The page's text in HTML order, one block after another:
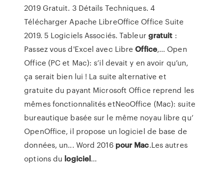
2019 Gratuit. 3 Détails Techniques. 4
Télécharger Apache LibreOffice Office Suite
2019. 5 Logiciels Associés. Tableurgratuit :
Passez vous d'Excel avec LibreOffice,… Open
Office (PC et Mac): s’il devait y en avoir qu’un,
ça serait bien lui ! La suite alternative et
gratuite du payant Microsoft Office reprend les
mêmes fonctionnalités etNeoOffice (Mac): suite
bureautique basée sur le même noyau libre qu’
OpenOffice, il propose un logiciel de base de
données, un... Word 2016 pour Mac.Les autres
options du logiciel…